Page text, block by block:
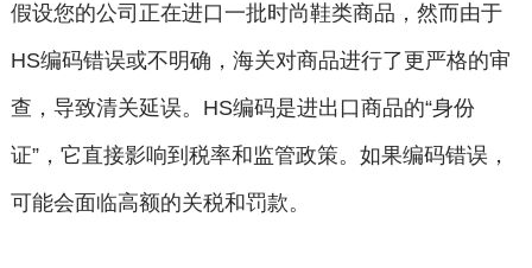
假设您的公司正在进口一批时尚鞋类商品，然而由于
HS编码错误或不明确，海关对商品进行了更严格的审
查，导致清关延误。HS编码是进出口商品的“身份
证”，它直接影响到税率和监管政策。如果编码错误，
可能会面临高额的关税和罚款。